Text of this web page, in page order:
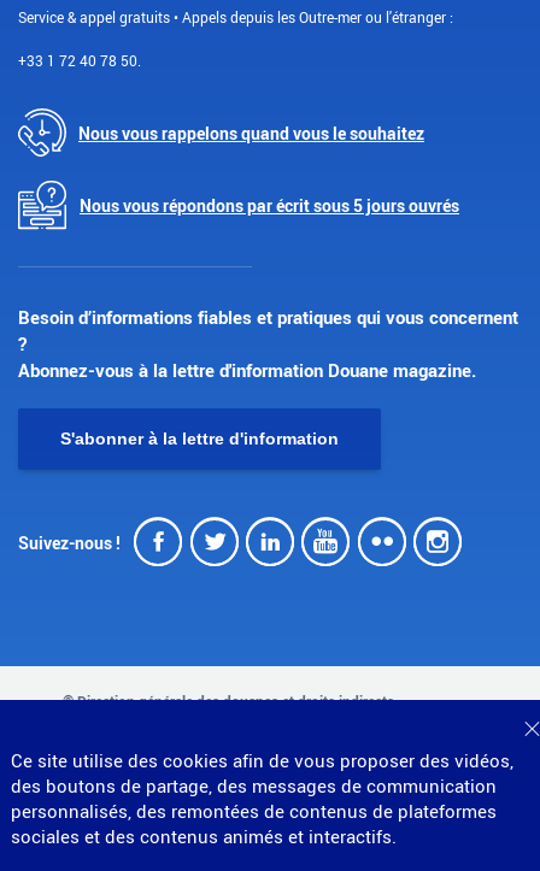
Ce site utilise des cookies afin de vous proposer des vidéos,
des boutons de partage, des messages de communication
personnalisés, des remontées de contenus de plateformes
sociales et des contenus animés et interactifs.
Service & appel gratuits • Appels depuis les Outre-mer ou l'étranger :
+33 1 72 40 78 50.
Nous vous rappelons quand vous le souhaitez
Nous vous répondons par écrit sous 5 jours ouvrés
Besoin d’informations fiables et pratiques qui vous concernent
?
Abonnez-vous à la lettre d'information Douane magazine.
S'abonner à la lettre d'information
Suivez-nous ! Facebook
Twitter
LinkedIn
Youtube
Flickr
© Direction générale des douanes et droits indirects
MENU
PIED
DE
Gestion des cookies
Accessibilité : partiellement conforme
Plan du site
Partenariats